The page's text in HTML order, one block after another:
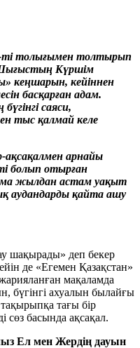
ті толығымен толтырып
Шығыстың Күршім
кеңшарын, кейіннен
басқарған адам.
саяси,
тыс қалмай келе
ақсақалмен арнайы
болып отырған
жылдан астам уақыт
аудандарды қайта ашу
шақырады» деп бекер
де «Егемен Қазақстан»
мақаламда
бүгінгі ахуалын былайғы
тағы бір
сөз басында ақсақал.
Ел мен Жердің дауын